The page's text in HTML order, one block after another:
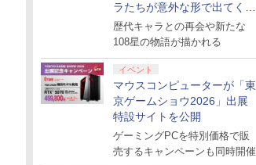
ラたちが意外な形で出てくる
シリーズ完全新作！
歴代キャラとの再会や新たな
108星の物語が描かれる
イベント
マウスコンピューターが「東
京ゲームショウ2026」出展
特設サイトを公開
ゲーミングPCを特別価格で販
売するキャンペーンも同時開催